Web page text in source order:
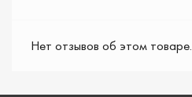
Нет отзывов об этом товаре.